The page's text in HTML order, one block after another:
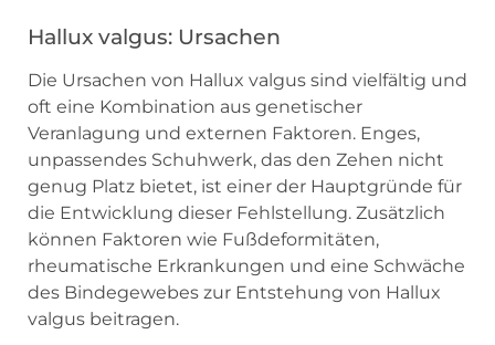
Hallux valgus: Ursachen
Die Ursachen von Hallux valgus sind vielfältig und
oft eine Kombination aus genetischer
Veranlagung und externen Faktoren. Enges,
unpassendes Schuhwerk, das den Zehen nicht
genug Platz bietet, ist einer der Hauptgründe für
die Entwicklung dieser Fehlstellung. Zusätzlich
können Faktoren wie Fußdeformitäten,
rheumatische Erkrankungen und eine Schwäche
des Bindegewebes zur Entstehung von Hallux
valgus beitragen.